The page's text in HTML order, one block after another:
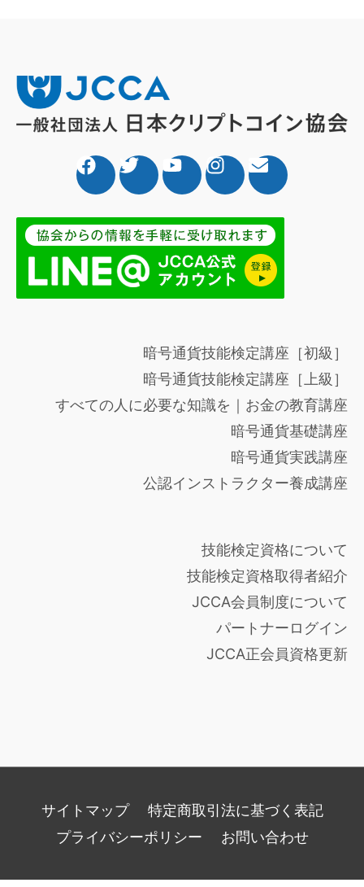
暗号通貨技能検定講座［初級］
暗号通貨技能検定講座［上級］
すべての人に必要な知識を｜お金の教育講座
暗号通貨基礎講座
暗号通貨実践講座
公認インストラクター養成講座
技能検定資格について
技能検定資格取得者紹介
JCCA会員制度について
パートナーログイン
JCCA正会員資格更新
サイトマップ
特定商取引法に基づく表記
プライバシーポリシー
お問い合わせ